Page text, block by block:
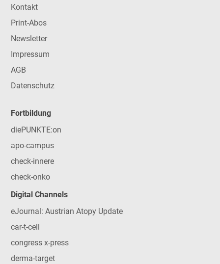
Kontakt
Print-Abos
Newsletter
Impressum
AGB
Datenschutz
Fortbildung
diePUNKTE:on
apo-campus
check-innere
check-onko
Digital Channels
eJournal: Austrian Atopy Update
car-t-cell
congress x-press
derma-target